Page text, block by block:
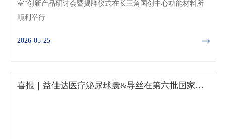
室”创新产品研讨会暨揭牌仪式在长三角国创中心功能材料所
顺利举行
2026-05-25
喜报｜益佳达医疗泌尿球囊&导丝在第六批国家组